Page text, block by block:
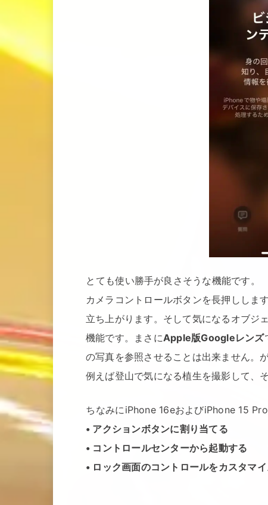
とても使い勝手が良さそうな機能です。
カメラコントロールボタンを長押ししま
立ち上がります。そして気になるオブジ
機能です。まさにApple版Googleレンズ
の写真を参照させることは出来ません。
例えば登山で気になる植生を撮影して、
ちなみにiPhone 16eおよびiPhone 15
• アクションボタンに割り当てる
• コントロールセンターから起動する
• ロック画面のコントロールをカスタマ